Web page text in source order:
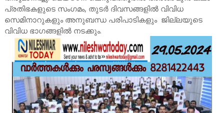
പ്രതിഭകളുടെ സംഗമം, തുടർ ദിവസങ്ങളിൽ വിവിധ
സെമിനാറുകളും അനുബന്ധ പരിപാടികളും ജില്ലയുടെ
വിവിധ ഭാഗങ്ങളിൽ നടക്കും.